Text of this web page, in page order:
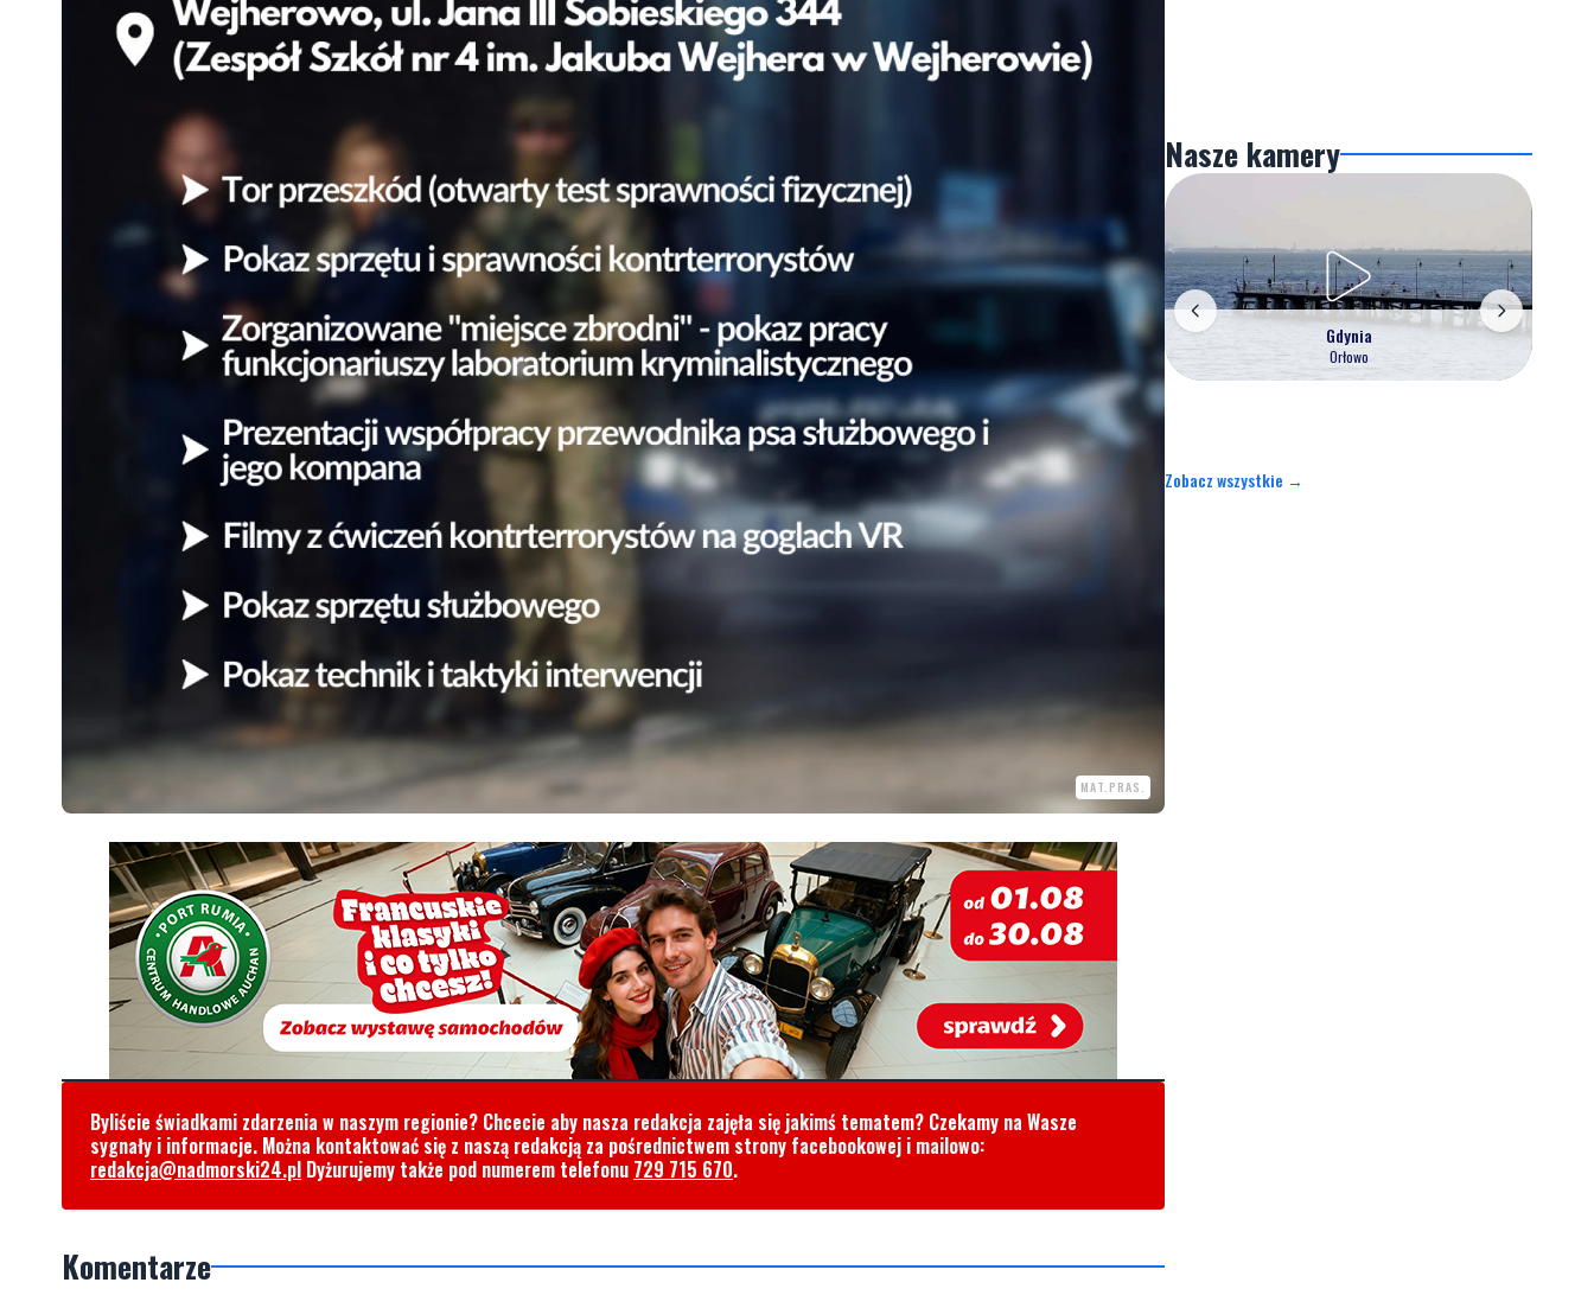
MAT.PRAS.
Byliście świadkami zdarzenia w naszym regionie? Chcecie aby nasza redakcja zajęła się jakimś tematem? Czekamy na Wasze
sygnały i informacje. Można kontaktować się z naszą redakcją za pośrednictwem strony facebookowej i mailowo:
redakcja@nadmorski24.pl Dyżurujemy także pod numerem telefonu 729 715 670.
Komentarze
Nasze kamery
Gdynia
Orłowo
Zobacz wszystkie →